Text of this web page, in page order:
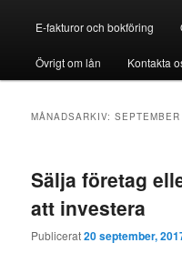
E-fakturor och bokföring
Övrigt om lån Kontakta
MÅNADSARKIV:
Sälja företag
att investera
Publicerat20 september,